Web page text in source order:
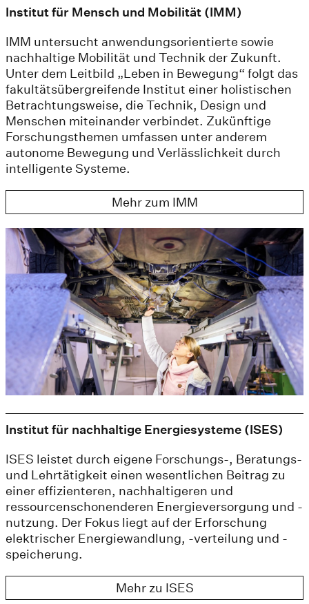
Institut für Mensch und Mobilität (IMM)
IMM untersucht anwendungsorientierte sowie
nachhaltige Mobilität und Technik der Zukunft.
Unter dem Leitbild „Leben in Bewegung“ folgt das
fakultätsübergreifende Institut einer holistischen
Betrachtungsweise, die Technik, Design und
Menschen miteinander verbindet. Zukünftige
Forschungsthemen umfassen unter anderem
autonome Bewegung und Verlässlichkeit durch
intelligente Systeme.
Mehr zum IMM
Institut für nachhaltige Energiesysteme (ISES)
ISES leistet durch eigene Forschungs-, Beratungs-
und Lehrtätigkeit einen wesentlichen Beitrag zu
einer effizienteren, nachhaltigeren und
ressourcenschonenderen Energieversorgung und -
nutzung. Der Fokus liegt auf der Erforschung
elektrischer Energiewandlung, -verteilung und -
speicherung.
Mehr zu ISES